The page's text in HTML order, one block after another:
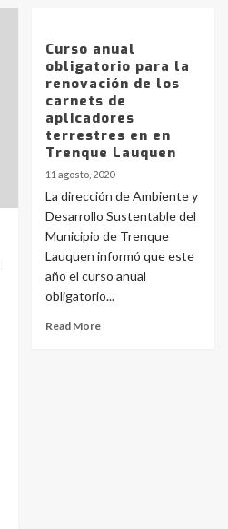
Curso anual
obligatorio para la
renovación de los
carnets de
aplicadores
terrestres en en
Trenque Lauquen
11 agosto, 2020
La dirección de Ambiente y
Desarrollo Sustentable del
Municipio de Trenque
Lauquen informó que este
año el curso anual
obligatorio...
Read More